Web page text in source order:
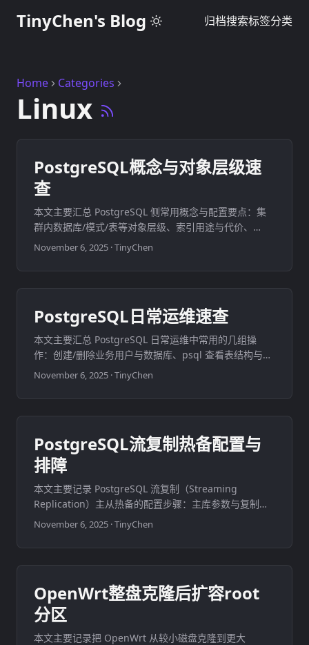
TinyChen's Blog 归档搜索标签分类
Home Categories
Linux
PostgreSQL概念与对象层级速
查
本文主要汇总 PostgreSQL 侧常用概念与配置要点：集
群内数据库/模式/表等对象层级、索引用途与代价、
pg_hba.conf 远程访问注意项，以及 psql 中 \dt+ 各列
November 6, 2025 ·TinyChen
PostgreSQL日常运维速查
本文主要汇总 PostgreSQL 日常运维中常用的几组操
作：创建/删除业务用户与数据库、psql 查看表结构与垂
直显示、pager、.pgpass 免交互密码、忘记密码时的重
置思路，以及 Docker 跑实例的示例参数。 ...
November 6, 2025 ·TinyChen
PostgreSQL流复制热备配置与
排障
本文主要记录 PostgreSQL 流复制（Streaming
Replication）主从热备的配置步骤：主库参数与复制用
户/复制槽、备库 pg_basebackup 与 standby.signal、
复制状态验证，以及手动 promote。文末补充
sslmode、WAL 保留参数与常见报错处理。 ...
November 6, 2025 ·TinyChen
OpenWrt整盘克隆后扩容root
分区
本文主要记录把 OpenWrt 从较小磁盘克隆到更大